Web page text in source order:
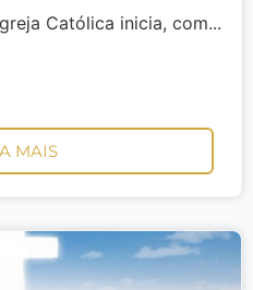
Católica inicia, com...
MAIS